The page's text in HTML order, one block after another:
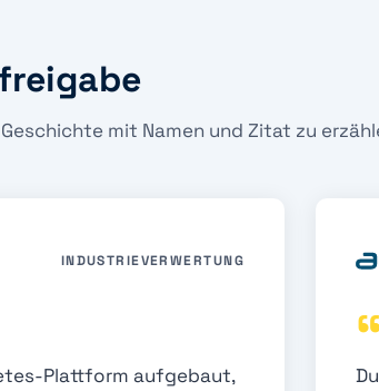
mit Namen und Zitat zu
INDUSTRIEVERWERTUNG
Plattform aufgebaut,
“